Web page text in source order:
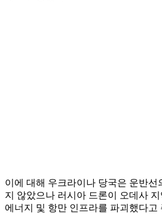
이에 대해 우크라이나 당국은 운반선
지 않았으나 러시아 드론이 오데사
에너지 및 항만 인프라를 파괴했다고